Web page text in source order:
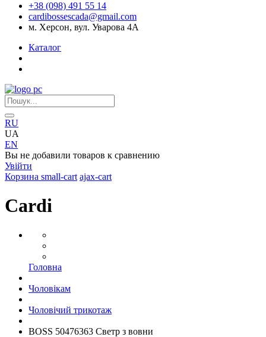
+38 (098) 491 55 14
cardibossescada@gmail.com
м. Херсон, вул. Уварова 4А
Каталог
RU
UA
EN
Вы не добавили товаров к сравнению
Увійти
Корзина small-cart ajax-cart
Cardi
Головна
Чоловікам
Чоловічий трикотаж
BOSS 50476363 Светр з вовни